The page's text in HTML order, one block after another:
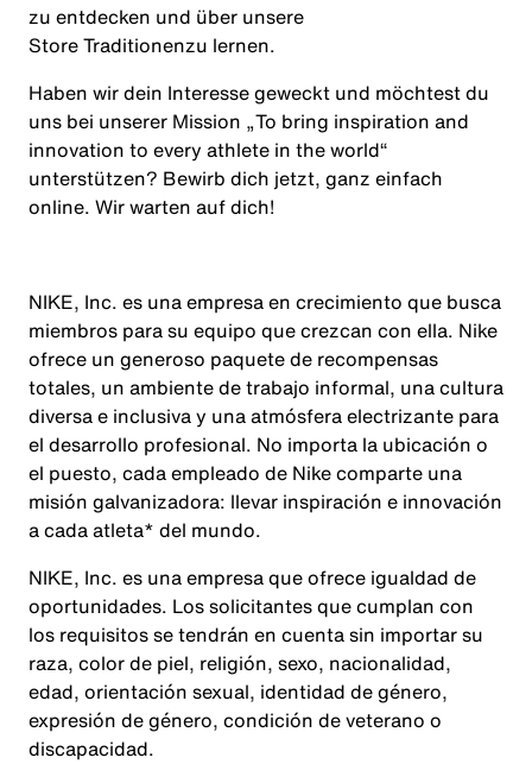
zu entdecken und über unsere
Store Traditionenzu lernen.
Haben wir dein Interesse geweckt und möchtest du
uns bei unserer Mission „To bring inspiration and
innovation to every athlete in the world“
unterstützen? Bewirb dich jetzt, ganz einfach
online. Wir warten auf dich!
NIKE, Inc. es una empresa en crecimiento que busca
miembros para su equipo que crezcan con ella. Nike
ofrece un generoso paquete de recompensas
totales, un ambiente de trabajo informal, una cultura
diversa e inclusiva y una atmósfera electrizante para
el desarrollo profesional. No importa la ubicación o
el puesto, cada empleado de Nike comparte una
misión galvanizadora: llevar inspiración e innovación
a cada atleta* del mundo.
NIKE, Inc. es una empresa que ofrece igualdad de
oportunidades. Los solicitantes que cumplan con
los requisitos se tendrán en cuenta sin importar su
raza, color de piel, religión, sexo, nacionalidad,
edad, orientación sexual, identidad de género,
expresión de género, condición de veterano o
discapacidad.